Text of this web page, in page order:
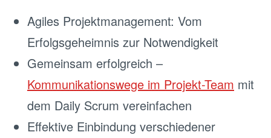
Agiles Projektmanagement: Vom
Erfolgsgeheimnis zur Notwendigkeit
Gemeinsam erfolgreich –
Kommunikationswege im Projekt-Team mit
dem Daily Scrum vereinfachen
Effektive Einbindung verschiedener